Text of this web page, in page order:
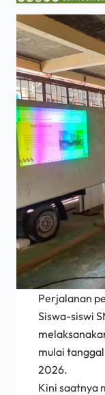
Perjalanan
Siswa-siswi
mulai
2026.
Kini saatnya